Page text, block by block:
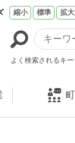
縮小 標準 拡大
よく検索されるキー